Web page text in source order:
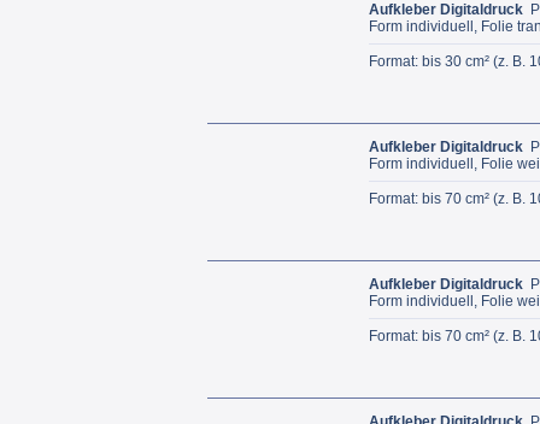
Aufkleber Digitaldruck
Form individuell, Folie
Format: bis 30 cm² (z. B.
Aufkleber Digitaldruck
Form individuell, Folie
Format: bis 70 cm² (z. B.
Aufkleber Digitaldruck
Form individuell, Folie
Format: bis 70 cm² (z. B.